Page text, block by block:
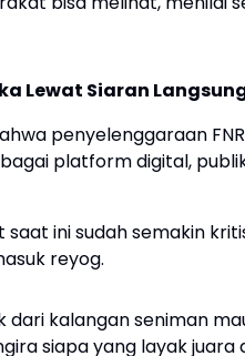
Lewat Siaran
penyelenggaraan
platform digital,
saat ini sudah semakin
reyog.
dari kalangan seniman
siapa yang layak juara